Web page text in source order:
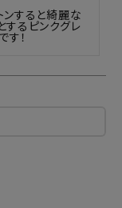
ンすると綺麗な
するピンクグレ
す！